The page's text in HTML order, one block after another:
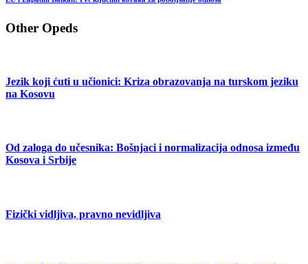
Other Opeds
Jezik koji ćuti u učionici: Kriza obrazovanja na turskom jeziku
na Kosovu
Od zaloga do učesnika: Bošnjaci i normalizacija odnosa između
Kosova i Srbije
Fizički vidljiva, pravno nevidljiva